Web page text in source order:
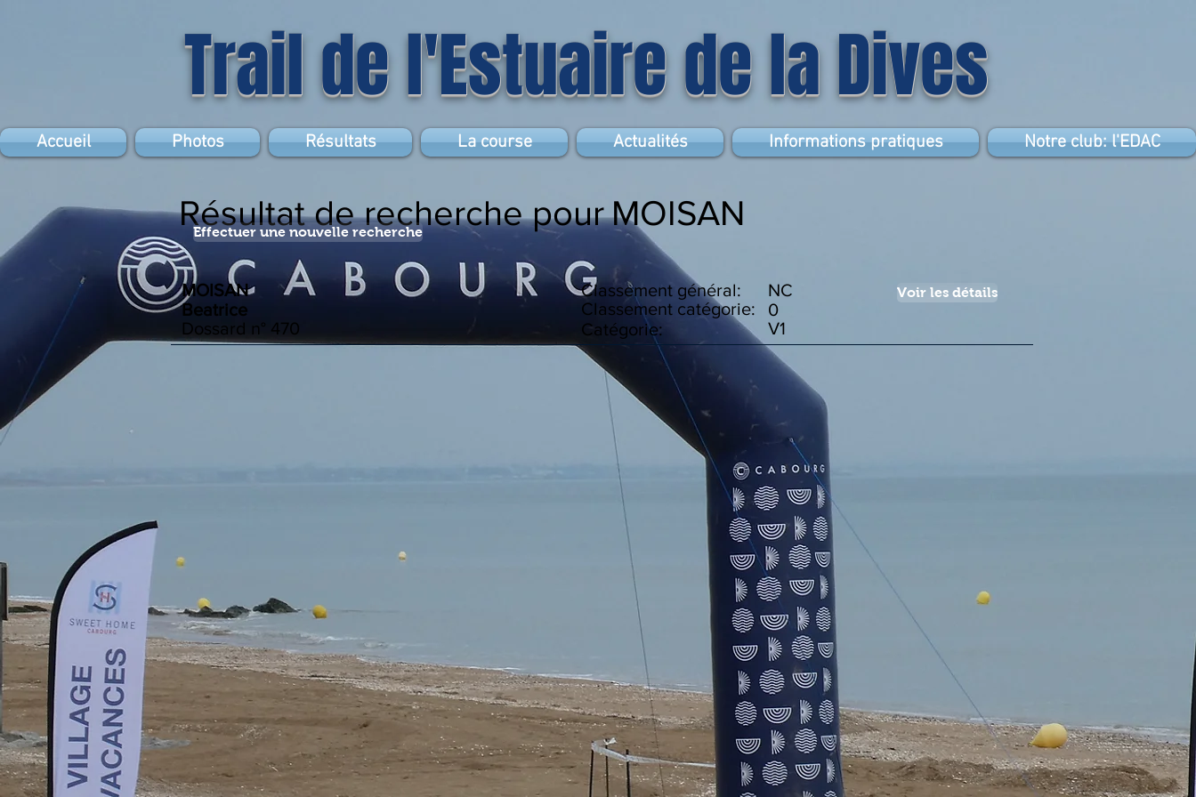
Trail de l'Estuaire de la Dives
Accueil Photos Résultats La course Actualités Informations pratiques Notre club: l'EDAC
Résultat de recherche pourMOISAN
Effectuer une nouvelle recherche
MOISAN
Dossard n°
Beatrice
470
Catégorie:
Classement général:
NC
Classement catégorie:
0
V1
Voir les détails